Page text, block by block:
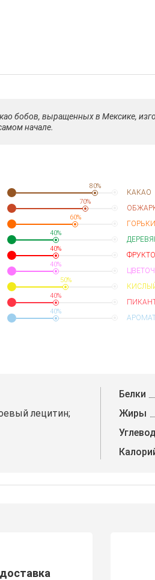
бобов, выращенных в Мексике,
начале.
80%
КАКАО
70%
60%
40%
40%
40%
50%
40%
40%
лецитин;
Белки
Жиры